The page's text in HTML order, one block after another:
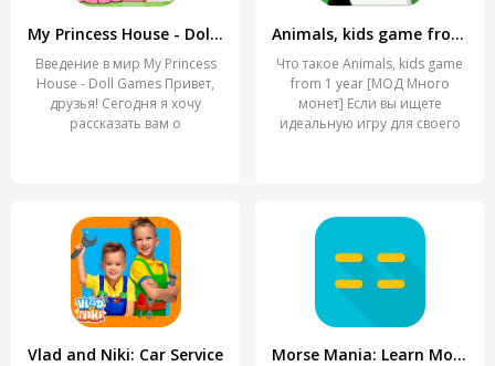
My Princess House - Doll Games
Введение в мир My Princess
House - Doll Games Привет,
друзья! Сегодня я хочу
рассказать вам о
Animals, kids game from 1 year
Что такое Animals, kids game
from 1 year [МОД Много
монет] Если вы ищете
идеальную игру для своего
Vlad and Niki: Car Service Morse Mania: Learn Morse Code